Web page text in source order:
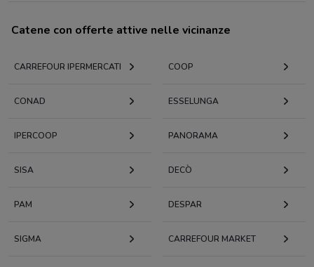
Catene con offerte attive nelle vicinanze
CARREFOUR IPERMERCATI COOP
CONAD ESSELUNGA
IPERCOOP PANORAMA
SISA DECÒ
PAM DESPAR
SIGMA CARREFOUR MARKET